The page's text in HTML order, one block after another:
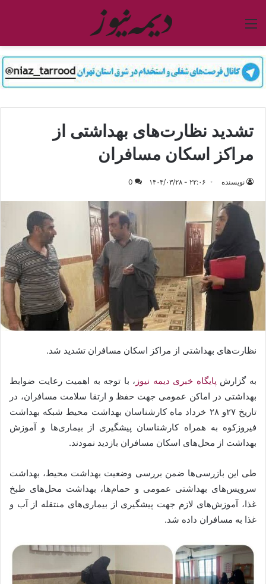
منو
تشدید نظارت‌های بهداشتی از
مراکز اسکان مسافران
نویسنده ۲۲:۰۶ - ۱۴۰۴/۰۳/۲۸ 0
نظارت‌های بهداشتی از مراکز اسکان مسافران تشدید شد.
به گزارش پایگاه خبری دیمه نیوز ، با توجه به اهمیت رعایت ضوابط
بهداشتی در اماکن عمومی جهت حفظ و ارتقا سلامت مسافران‌، در
تاریخ ۲۷و ۲۸ خرداد ماه کارشناسان بهداشت محیط شبکه بهداشت
فیروزکوه به همراه کارشناسان پیشگیری از بیماری‌ها و آموزش
بهداشت از محل‌های اسکان مسافران بازدید نمودند.
طی این بازرسی‌ها ضمن بررسی وضعیت بهداشت محیط، بهداشت
سرویس‌های بهداشتی عمومی و حمام‌ها، بهداشت محل‌های طبخ
غذا، آموزش‌های لازم جهت پیشگیری از بیماری‌های منتقله از آب و
غذا به مسافران داده شد.